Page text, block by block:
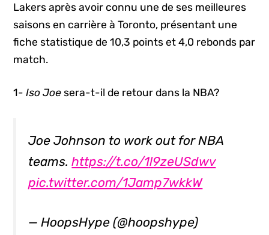
Lakers après avoir connu une de ses meilleures
saisons en carrière à Toronto, présentant une
fiche statistique de 10,3 points et 4,0 rebonds par
match.
1-Iso Joesera-t-il de retour dans la NBA?
Joe Johnson to work out for NBA
teams.https://t.co/1l9zeUSdwv
pic.twitter.com/1Jamp7wkkW
— HoopsHype (@hoopshype)